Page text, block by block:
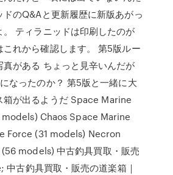
のQ&Aと更新履歴に新版あがっ
。 ティラニッドは印刷したのが
これから確認します。 第5版ルー
真がある ちょっと見辛いんだが
なったのか？ 第5版と一緒に大
箱が出るようだ Space Marine
Chaos Space Marine
Force (31 models) Necron
models) 中古釣具買取・販売
古釣具買取・販売の道楽箱｜